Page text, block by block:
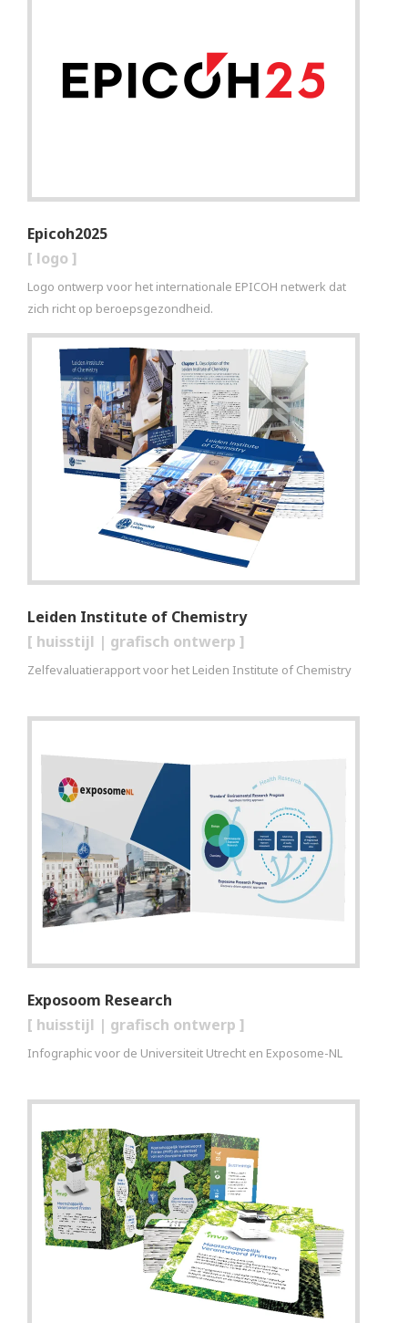
Epicoh2025
[ logo ]
Logo ontwerp voor het internationale EPICOH netwerk dat
zich richt op beroepsgezondheid.
Leiden Institute of Chemistry
[ huisstijl | grafisch ontwerp ]
Zelfevaluatierapport voor het Leiden Institute of Chemistry
Exposoom Research
[ huisstijl | grafisch ontwerp ]
Infographic voor de Universiteit Utrecht en Exposome-NL